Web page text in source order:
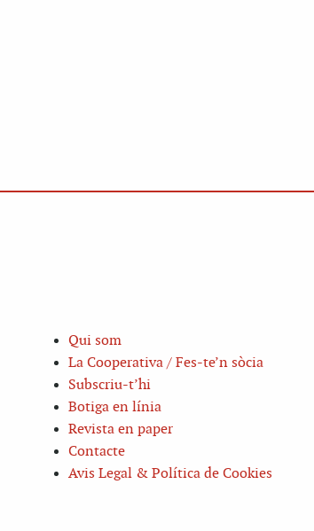
Qui som
La Cooperativa / Fes-te’n sòcia
Subscriu-t’hi
Botiga en línia
Revista en paper
Contacte
Avis Legal & Política de Cookies